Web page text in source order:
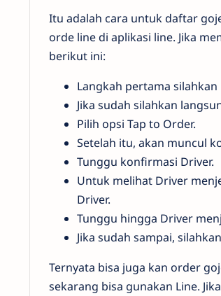
Itu adalah cara untuk daftar
orde line di aplikasi line. Jika
berikut ini:
Langkah pertama
Jika sudah silahkan
Pilih opsi Tap to Order.
Setelah itu, akan muncul
Tunggu konfirmasi Driver.
Untuk melihat Driver
Driver.
Tunggu hingga Driver
Jika sudah sampai,
Ternyata bisa juga kan order
sekarang bisa gunakan Line.